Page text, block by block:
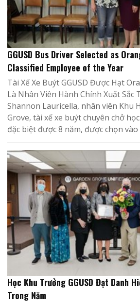
GGUSD Bus Driver Selected as
Classified Employee of the Year
Tài Xế Xe Buýt GGUSD Được Hạt
Là Nhân Viên Hành Chính Xuất
Shannon Lauricella, nhân viên Khu
Grove, tài xế xe buýt chuyên chở
đặc biệt được 8 năm, được chọn
Học Khu Trưởng GGUSD Đạt Danh
Trong Năm